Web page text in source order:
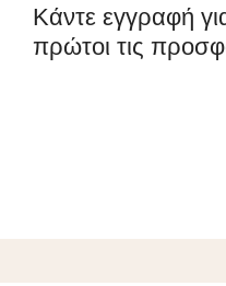
Κάντε εγγραφή
πρώτοι τις